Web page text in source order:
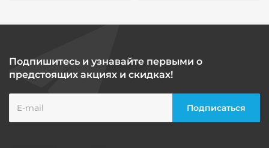
Подпишитесь и узнавайте первыми о
предстоящих акциях и скидках!